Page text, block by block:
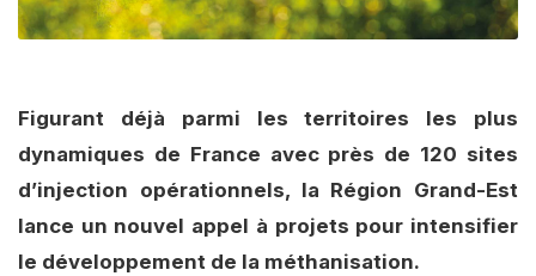
Figurant déjà parmi les territoires les plus
dynamiques de France avec près de 120 sites
d’injection opérationnels, la Région Grand-Est
lance un nouvel appel à projets pour intensifier
le développement de la méthanisation.